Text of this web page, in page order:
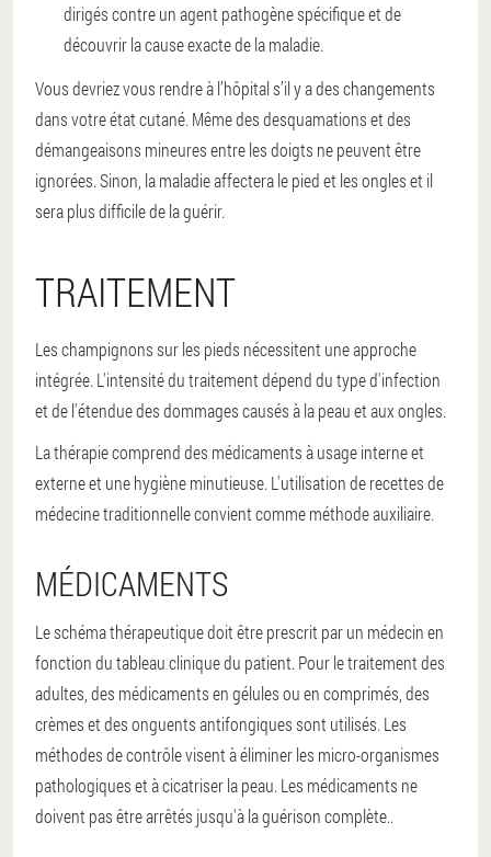
dirigés contre un agent pathogène spécifique et de
découvrir la cause exacte de la maladie.
Vous devriez vous rendre à l’hôpital s’il y a des changements
dans votre état cutané. Même des desquamations et des
démangeaisons mineures entre les doigts ne peuvent être
ignorées. Sinon, la maladie affectera le pied et les ongles et il
sera plus difficile de la guérir.
TRAITEMENT
Les champignons sur les pieds nécessitent une approche
intégrée. L'intensité du traitement dépend du type d'infection
et de l'étendue des dommages causés à la peau et aux ongles.
La thérapie comprend des médicaments à usage interne et
externe et une hygiène minutieuse. L'utilisation de recettes de
médecine traditionnelle convient comme méthode auxiliaire.
MÉDICAMENTS
Le schéma thérapeutique doit être prescrit par un médecin en
fonction du tableau clinique du patient. Pour le traitement des
adultes, des médicaments en gélules ou en comprimés, des
crèmes et des onguents antifongiques sont utilisés. Les
méthodes de contrôle visent à éliminer les micro-organismes
pathologiques et à cicatriser la peau. Les médicaments ne
doivent pas être arrêtés jusqu'à la guérison complète..